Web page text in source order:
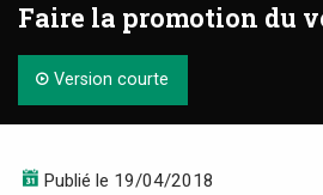
Faire la promotion du
Version courte
Publié le 19/04/2018